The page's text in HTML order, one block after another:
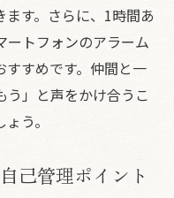
す。さらに、1時間あ
ートフォンのアラーム
すめです。仲間と一
う」と声をかけ合うこ
う。
己管理ポイント